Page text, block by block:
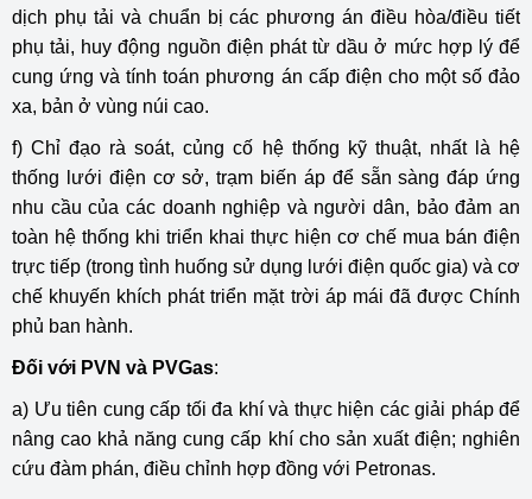
dịch phụ tải và chuẩn bị các phương án điều hòa/điều tiết
phụ tải, huy động nguồn điện phát từ dầu ở mức hợp lý để
cung ứng và tính toán phương án cấp điện cho một số đảo
xa, bản ở vùng núi cao.
f) Chỉ đạo rà soát, củng cố hệ thống kỹ thuật, nhất là hệ
thống lưới điện cơ sở, trạm biến áp để sẵn sàng đáp ứng
nhu cầu của các doanh nghiệp và người dân, bảo đảm an
toàn hệ thống khi triển khai thực hiện cơ chế mua bán điện
trực tiếp (trong tình huống sử dụng lưới điện quốc gia) và cơ
chế khuyến khích phát triển mặt trời áp mái đã được Chính
phủ ban hành.
Đối với PVN và PVGas:
a) Ưu tiên cung cấp tối đa khí và thực hiện các giải pháp để
nâng cao khả năng cung cấp khí cho sản xuất điện; nghiên
cứu đàm phán, điều chỉnh hợp đồng với Petronas.